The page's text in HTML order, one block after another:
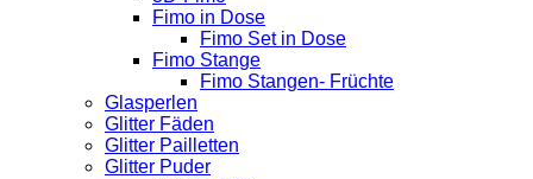
Fimo in Dose
Fimo Set in Dose
Fimo Stange
Fimo Stangen- Früchte
Glasperlen
Glitter Fäden
Glitter Pailletten
Glitter Puder